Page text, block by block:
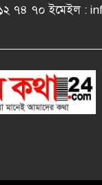
৭৪ ৭০ ইমেইল :